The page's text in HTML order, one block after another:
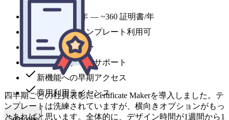
1,800 credits 年 — ~360 証明書/年
全スタイルテンプレート利用可
優先生成キュー
基本カスタマーサポート
新機能への早期アクセス
商用利用ライセンス
四半期ごとの社員表彰にCertificate Makerを導入しました。テ
とあればと思います。全体的に、デザイン時間が1週間から1
日の午後に短縮されました。
Lena Ortiz
中堅IT企業 人事部長